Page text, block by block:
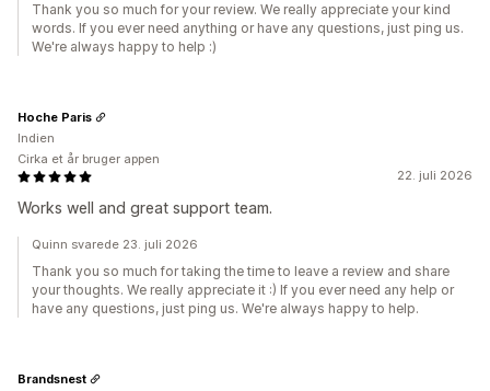
Thank you so much for your review. We really appreciate your kind
words. If you ever need anything or have any questions, just ping us.
We're always happy to help :)
22. juli 2026
Works well and great support team.
Hoche Paris
Indien
Cirka et år bruger appen
Quinn svarede 23. juli 2026
Thank you so much for taking the time to leave a review and share
your thoughts. We really appreciate it :) If you ever need any help or
have any questions, just ping us. We're always happy to help.
Brandsnest